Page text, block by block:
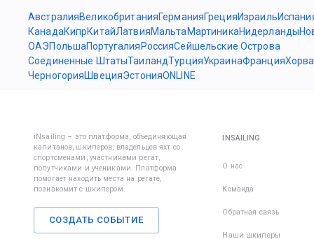
АвстралияВеликобританияГерманияГрецияИзраиль
КанадаКипрКитайЛатвияМальта МартиникаНидерланды
ОАЭПольшаПортугалия РоссияСейшельские Острова
Соединенные ШтатыТаиландТурцияУкраинаФранция
ЧерногорияШвецияЭстонияONLINE
iNsailing – это платформа, объединяющая
капитанов, шкиперов, владельцев яхт со
спортсменами, участниками регат,
попутчиками и учениками. Платформа
помогает находить места на регате,
познакомит с шкипером.
СОЗДАТЬ СОБЫТИЕ
INSAILING
О нас
Команда
Обратная связь
Наши шкиперы